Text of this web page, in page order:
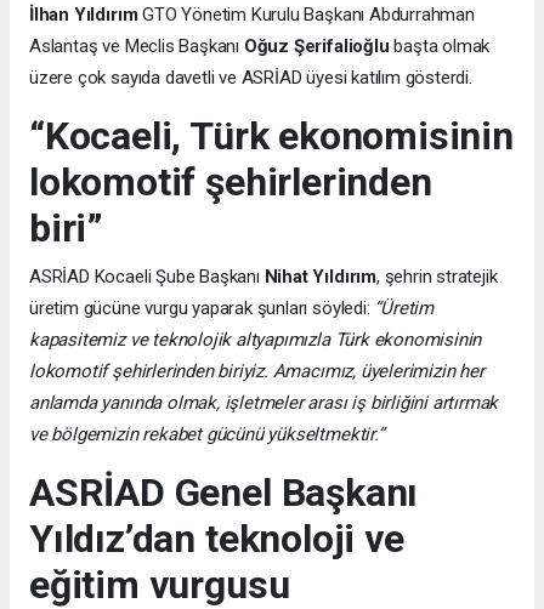
İlhan YıldırımGTO Yönetim Kurulu Başkanı Abdurrahman
Aslantaş ve Meclis Başkanı Oğuz Şerifalioğlu başta olmak
üzere çok sayıda davetli ve ASRİAD üyesi katılım gösterdi.
“Kocaeli, Türk ekonomisinin
lokomotif şehirlerinden
biri”
ASRİAD Kocaeli Şube Başkanı Nihat Yıldırım, şehrin stratejik
üretim gücüne vurgu yaparak şunları söyledi: “Üretim
kapasitemiz ve teknolojik altyapımızla Türk ekonomisinin
lokomotif şehirlerinden biriyiz. Amacımız, üyelerimizin her
anlamda yanında olmak, işletmeler arası iş birliğini artırmak
ve bölgemizin rekabet gücünü yükseltmektir.”
ASRİAD Genel Başkanı
Yıldız’dan teknoloji ve
eğitim vurgusu